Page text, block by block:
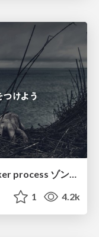
puma v4 では SIGTERM での worker process ゾンビ化に気をつけよう / Be aware of zombie processes in puma v4
1 4.2k